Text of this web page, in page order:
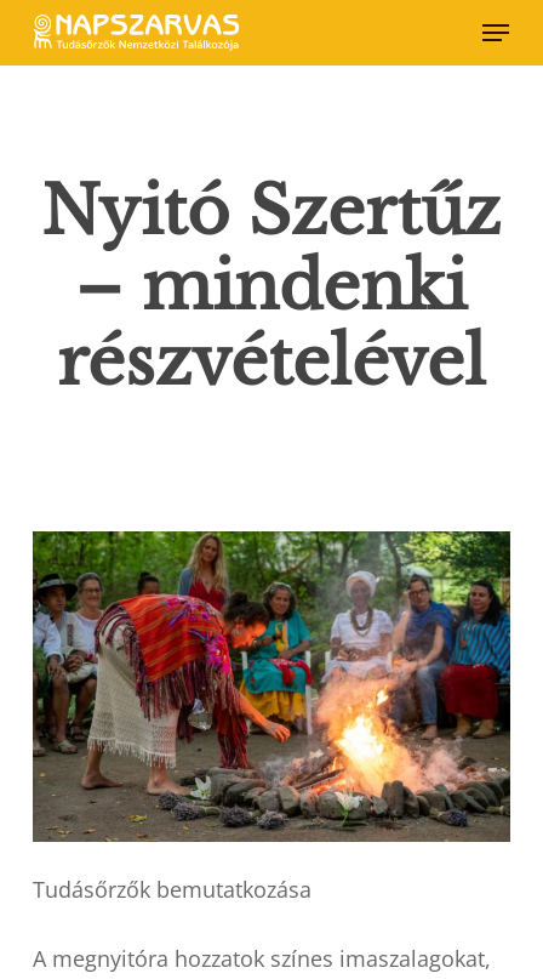
Skip
Menu
Nyitó Szertűz
– mindenki
részvételével
Tudásőrzők bemutatkozása
A megnyitóra hozzatok színes imaszalagokat,